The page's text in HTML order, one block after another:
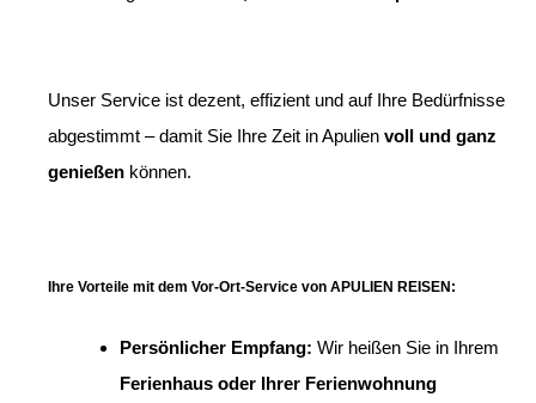
Unser Service ist dezent, effizient und auf Ihre Bedürfnisse
abgestimmt – damit Sie Ihre Zeit in Apulien voll und ganz
genießen können.
Ihre Vorteile mit dem Vor-Ort-Service von APULIEN REISEN:
Persönlicher Empfang: Wir heißen Sie in Ihrem
Ferienhaus oder Ihrer Ferienwohnung